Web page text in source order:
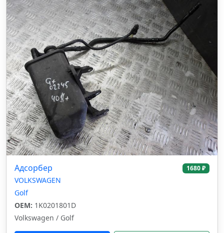
Адсорбер 1680 ₽
VOLKSWAGEN
Golf
OEM: 1K0201801D
Volkswagen / Golf